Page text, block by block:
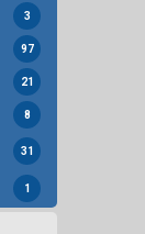
3
97
21
8
31
1